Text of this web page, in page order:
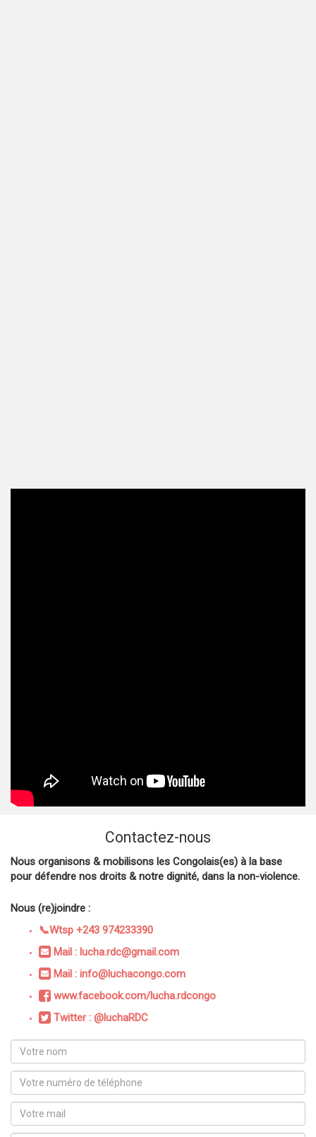
Contactez-nous
Nous organisons & mobilisons les Congolais(es) à la base
pour défendre nos droits & notre dignité, dans la non-violence.
Nous (re)joindre :
📞Wtsp +243 974233390
Mail : lucha.rdc@gmail.com
Mail : info@luchacongo.com
www.facebook.com/lucha.rdcongo
Twitter : @luchaRDC